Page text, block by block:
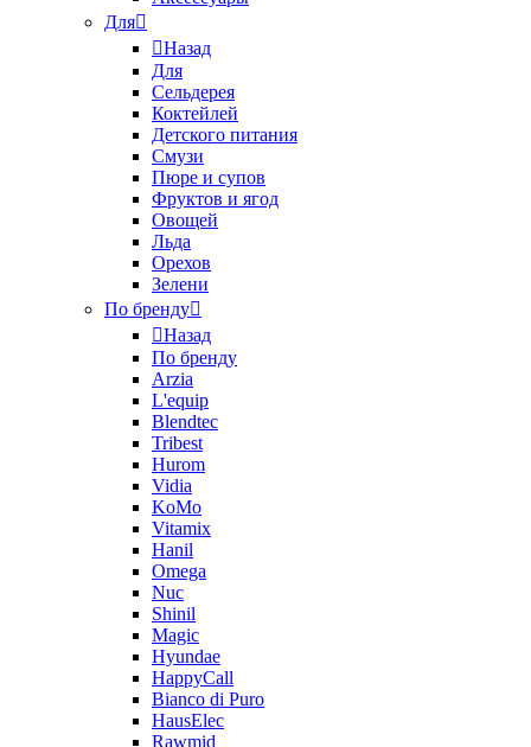
Для
Назад
Для
Сельдерея
Коктейлей
Детского питания
Смузи
Пюре и супов
Фруктов и ягод
Овощей
Льда
Орехов
Зелени
По бренду
Назад
По бренду
Arzia
L'equip
Blendtec
Tribest
Hurom
Vidia
KoMo
Vitamix
Hanil
Omega
Nuc
Shinil
Magic
Hyundae
HappyCall
Bianco di Puro
HausElec
Rawmid